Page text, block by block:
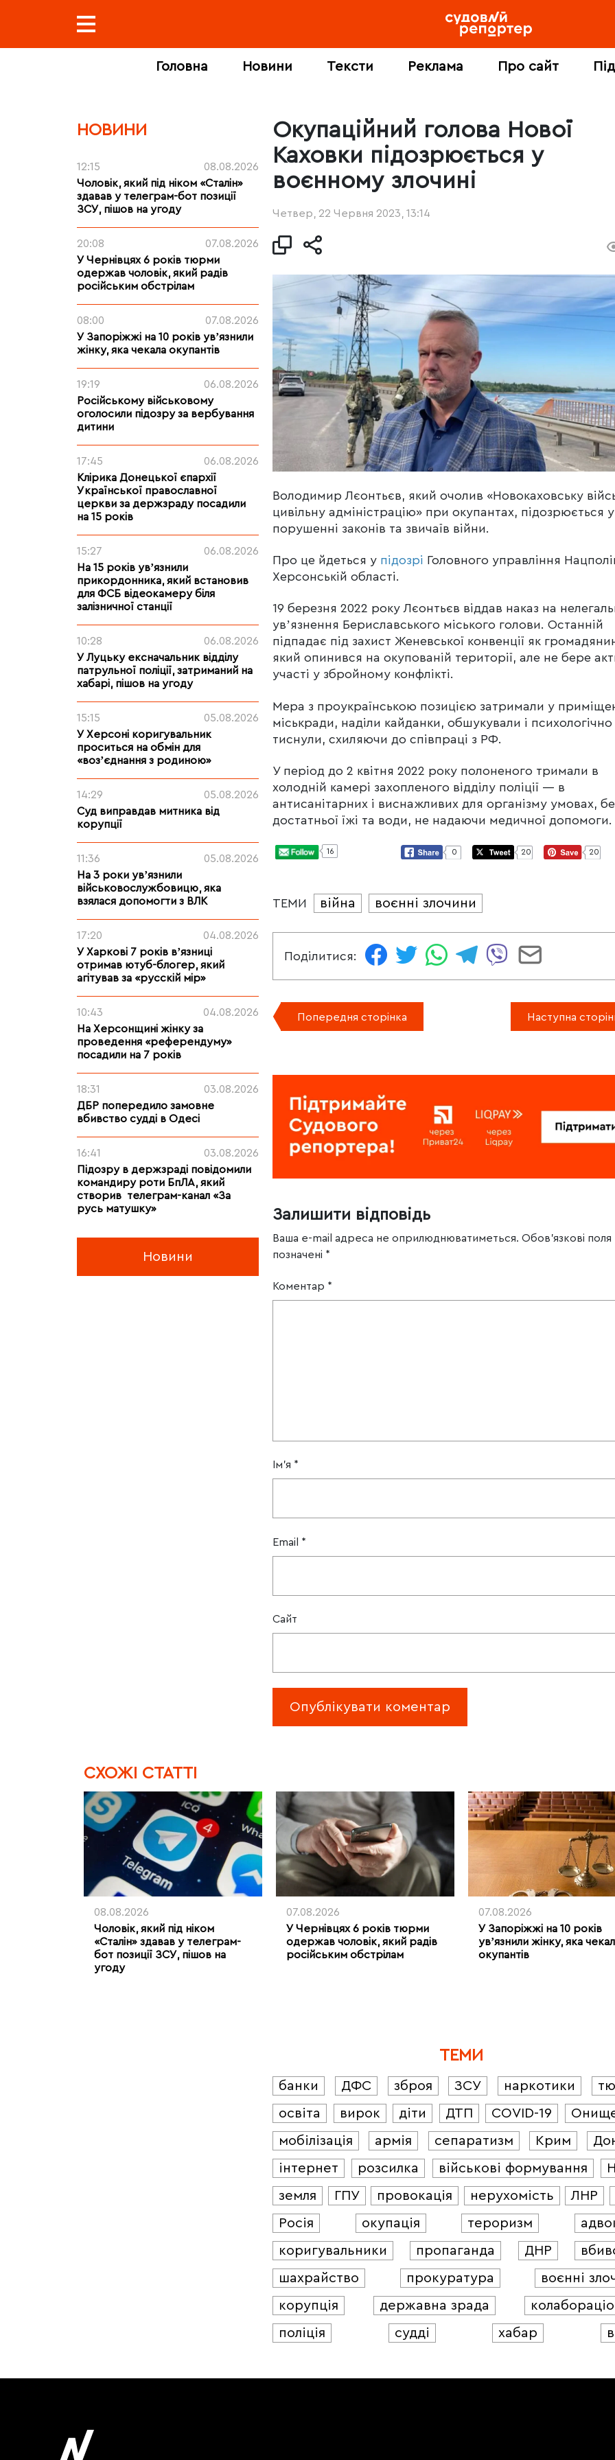
Головна Новини Тексти Реклама Про сайт
НОВИНИ
12:15
08.08.2026
Чоловік, який під ніком «Сталін»
здавав у телеграм-бот позиції
ЗСУ, пішов на угоду
20:08
07.08.2026
У Чернівцях 6 років тюрми
одержав чоловік, який радів
російським обстрілам
08:00
07.08.2026
У Запоріжжі на 10 років увʼязнили
жінку, яка чекала окупантів
19:19
06.08.2026
Російському військовому
оголосили підозру за вербування
дитини
17:45
06.08.2026
Клірика Донецької єпархії
Української православної
церкви за держзраду посадили
на 15 років
15:27
06.08.2026
На 15 років увʼязнили
прикордонника, який встановив
для ФСБ відеокамеру біля
залізничної станції
10:28
06.08.2026
У Луцьку ексначальник відділу
патрульної поліції, затриманий на
хабарі, пішов на угоду
15:15
05.08.2026
У Херсоні коригувальник
проситься на обмін для
«возʼєднання з родиною»
14:29
05.08.2026
Суд виправдав митника від
корупції
11:36
05.08.2026
На 3 роки увʼязнили
військовослужбовицю, яка
взялася допомогти з ВЛК
17:20
04.08.2026
У Харкові 7 років вʼязниці
отримав ютуб-блогер, який
агітував за «русскій мір»
10:43
04.08.2026
На Херсонщині жінку за
проведення «референдуму»
посадили на 7 років
18:31
03.08.2026
ДБР попередило замовне
вбивство судді в Одесі
16:41
03.08.2026
Підозру в держзраді повідомили
командиру роти БпЛА, який
створив телеграм-канал «За
русь матушку»
Новини
Окупаційний голова Нової
Каховки підозрюється у
воєнному злочині
Четвер, 22 Червня 2023, 13:14
Володимир Лєонтьєв, який очолив «Новокаховську
цивільну адміністрацію» при окупантах, підозрюється у
порушенні законів та звичаїв війни.
Про це йдеться у підозрі Головного управління
Херсонській області.
19 березня 2022 року Лєонтьєв віддав наказ на
увʼязнення Бериславського міського голови. Останній
підпадає під захист Женевської конвенції як
який опинився на окупованій території, але не бере
участі у збройному конфлікті.
Мера з проукраїнською позицією затримали у
міськради, наділи кайданки, обшукували і психологічно
тиснули, схиляючи до співпраці з РФ.
У період до 2 квітня 2022 року полоненого тримали в
холодній камері захопленого відділу поліції — в
антисанітарних і виснажливих для організму умовах,
достатньої їжі та води, не надаючи медичної
16 0 20 20
ТЕМИ війна воєнні злочини
Поділитися:
Попередня сторінка Наступна
Залишити відповідь
Ваша e-mail адреса не оприлюднюватиметься. Обов’язкові поля
позначені *
Коментар *
Ім'я *
Email *
Сайт
CХОЖІ СТАТТІ
08.08.2026
Чоловік, який під ніком
«Сталін» здавав у телеграм-
бот позиції ЗСУ, пішов на
угоду
07.08.2026
У Чернівцях 6 років тюрми
одержав чоловік, який радів
російським обстрілам
07.08.2026
У Запоріжжі на 10 років
увʼязнили жінку, яка
окупантів
ТЕМИ
банки ДФС зброя ЗСУ наркотики
освіта
вирок діти ДТП COVID-19
мобілізація
армія сепаратизм Крим
інтернет
розсилка військові формування
земля
ГПУ провокація нерухомість
ЛНР
Росія
окупація тероризм
коригувальники
пропаганда ДНР
шахрайство
прокуратура
воєнні
корупція
державна зрада
поліція
судді хабар